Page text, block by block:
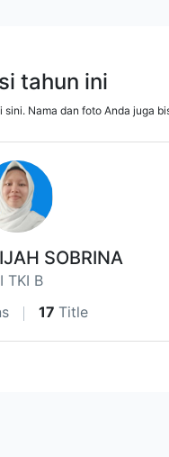
tahun ini
Nama dan foto Anda juga
SOBRINA
TKI B
17 Title